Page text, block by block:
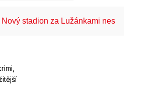
Nový stadion za Lužánkami nesmí mít dle